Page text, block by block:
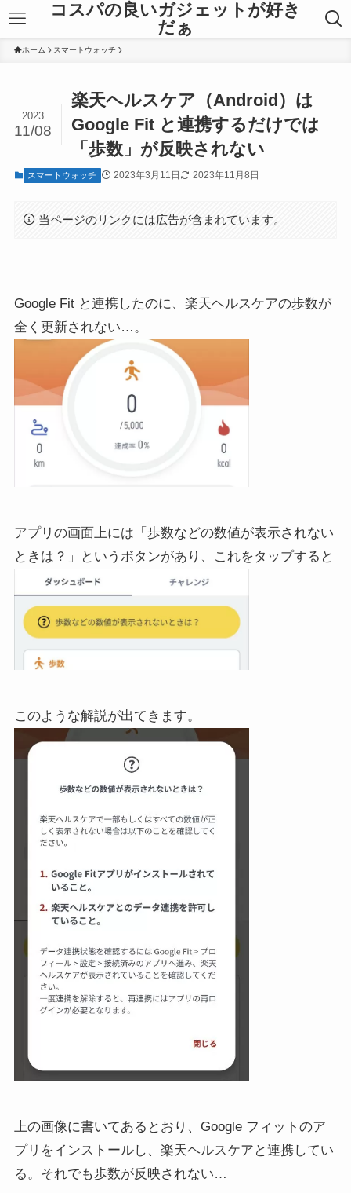
コスパの良いガジェットが好き
だぁ
ホーム スマートウォッチ
楽天ヘルスケア（Android）は
Google Fit と連携するだけでは
「歩数」が反映されない
2023
11/08
スマートウォッチ 2023年3月11日 2023年11月8日
当ページのリンクには広告が含まれています。
Google Fit と連携したのに、楽天ヘルスケアの歩数が
全く更新されない…。
アプリの画面上には「歩数などの数値が表示されない
ときは？」というボタンがあり、これをタップすると
このような解説が出てきます。
上の画像に書いてあるとおり、Google フィットのア
プリをインストールし、楽天ヘルスケアと連携してい
る。それでも歩数が反映されない…